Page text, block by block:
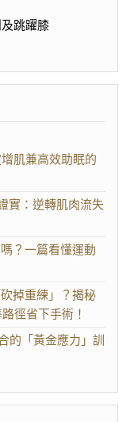
跳躍膝
肌兼高效助眠的
實：逆轉肌肉流失
？一篇看懂運動
掉重練」？揭秘
徑省下手術！
的「黃金應力」訓